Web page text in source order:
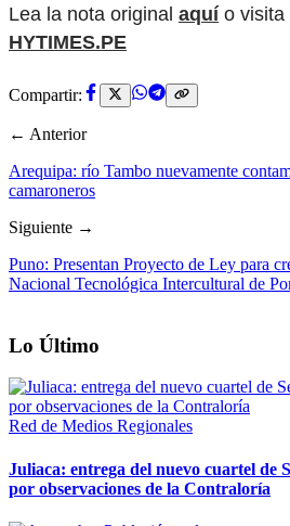
Lea la nota original aquío visita
HYTIMES.PE
Compartir:
← Anterior
Arequipa: río Tambo nuevamente
camaroneros
Siguiente →
Puno: Presentan Proyecto de Ley para
Nacional Tecnológica Intercultural de
Lo Último
Red de Medios Regionales
Juliaca: entrega del nuevo cuartel de
por observaciones de la Contraloría